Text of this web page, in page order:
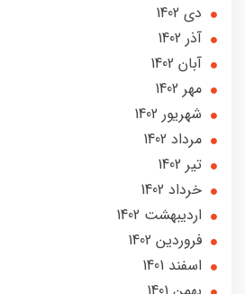
دی 1402
آذر 1402
آبان 1402
مهر 1402
شهریور 1402
مرداد 1402
تير 1402
خرداد 1402
ارديبهشت 1402
فروردین 1402
اسفند 1401